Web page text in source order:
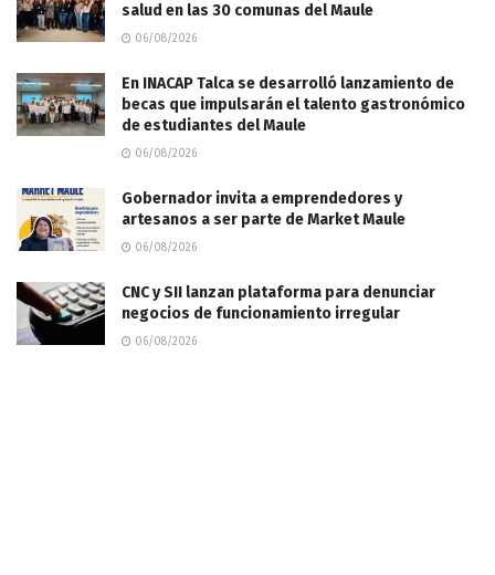
salud en las 30 comunas del Maule
06/08/2026
En INACAP Talca se desarrolló lanzamiento de
becas que impulsarán el talento gastronómico
de estudiantes del Maule
06/08/2026
Gobernador invita a emprendedores y
artesanos a ser parte de Market Maule
06/08/2026
CNC y SII lanzan plataforma para denunciar
negocios de funcionamiento irregular
06/08/2026